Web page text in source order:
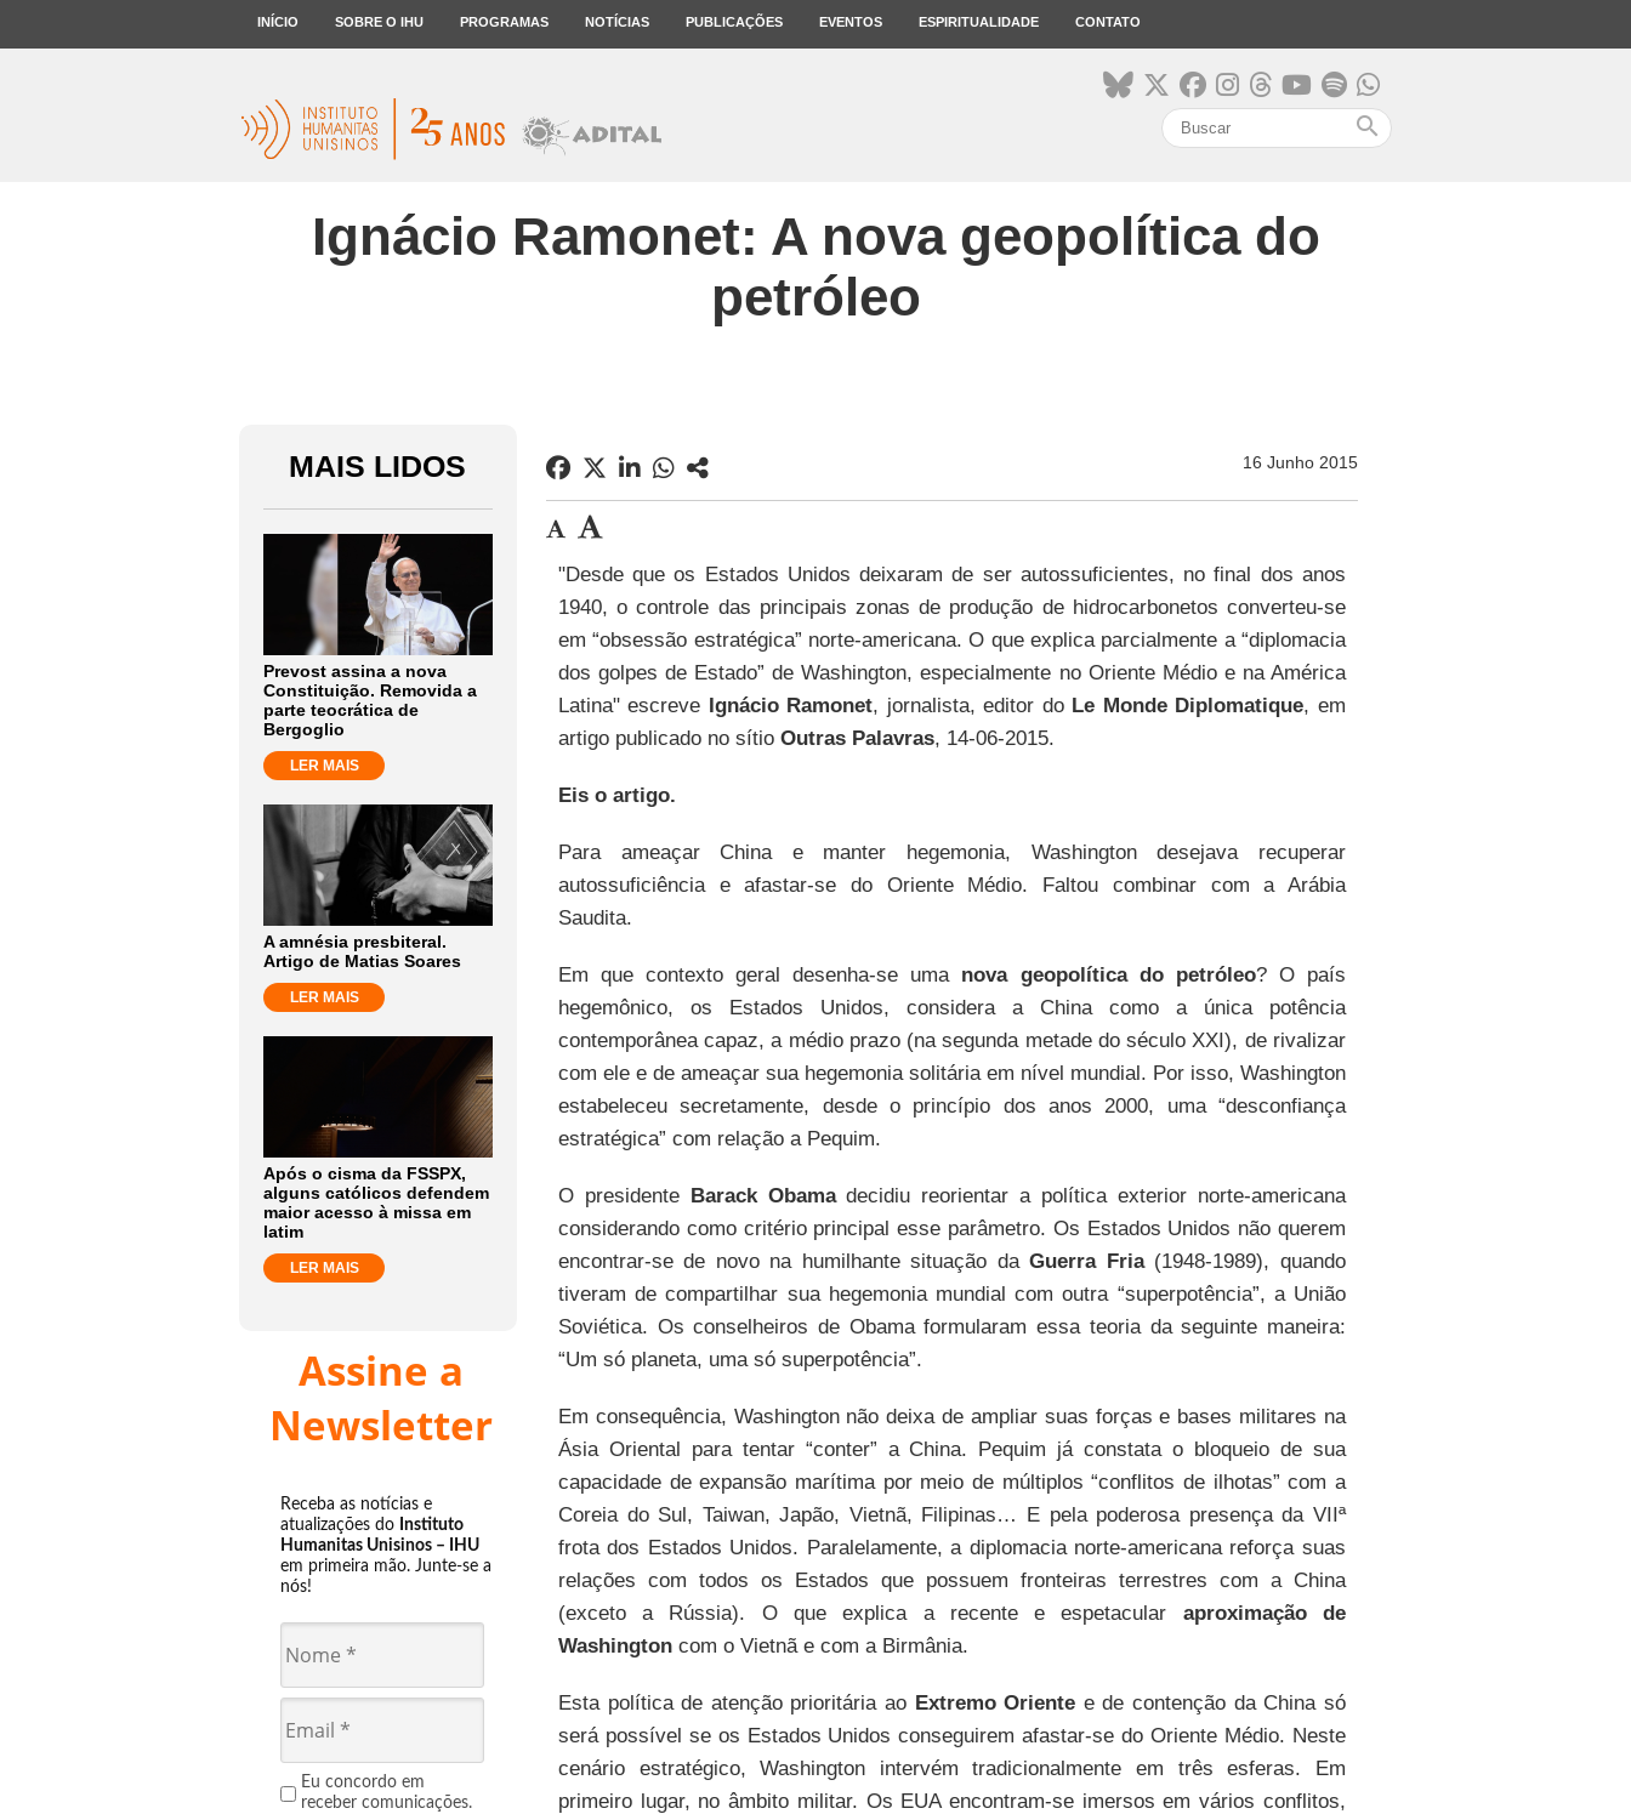
INÍCIO SOBRE O IHU PROGRAMAS NOTÍCIAS PUBLICAÇÕES EVENTOS ESPIRITUALIDADE CONTATO
search
Ignácio Ramonet: A nova geopolítica do
petróleo
MAIS LIDOS
Prevost assina a nova
Constituição. Removida a
parte teocrática de
Bergoglio
LER MAIS
A amnésia presbiteral.
Artigo de Matias Soares
LER MAIS
Após o cisma da FSSPX,
alguns católicos defendem
maior acesso à missa em
latim
LER MAIS
Assine a
Newsletter
Receba as notícias e
atualizações do Instituto
Humanitas Unisinos – IHU
em primeira mão. Junte-se a
nós!
Eu concordo em
receber comunicações.
16 Junho 2015
"Desde que os Estados Unidos deixaram de ser autossuficientes, no final dos anos
1940, o controle das principais zonas de produção de hidrocarbonetos converteu-se
em “obsessão estratégica” norte-americana. O que explica parcialmente a “diplomacia
dos golpes de Estado” de Washington, especialmente no Oriente Médio e na América
Latina" escreve Ignácio Ramonet, jornalista, editor do Le Monde Diplomatique, em
artigo publicado no sítio Outras Palavras, 14-06-2015.
Eis o artigo.
Para ameaçar China e manter hegemonia, Washington desejava recuperar
autossuficiência e afastar-se do Oriente Médio. Faltou combinar com a Arábia
Saudita.
Em que contexto geral desenha-se uma nova geopolítica do petróleo? O país
hegemônico, os Estados Unidos, considera a China como a única potência
contemporânea capaz, a médio prazo (na segunda metade do século XXI), de rivalizar
com ele e de ameaçar sua hegemonia solitária em nível mundial. Por isso, Washington
estabeleceu secretamente, desde o princípio dos anos 2000, uma “desconfiança
estratégica” com relação a Pequim.
O presidente Barack Obamadecidiu reorientar a política exterior norte-americana
considerando como critério principal esse parâmetro. Os Estados Unidos não querem
encontrar-se de novo na humilhante situação daGuerra Fria(1948-1989), quando
tiveram de compartilhar sua hegemonia mundial com outra “superpotência”, a União
Soviética. Os conselheiros de Obama formularam essa teoria da seguinte maneira:
“Um só planeta, uma só superpotência”.
Em consequência, Washington não deixa de ampliar suas forças e bases militares na
Ásia Oriental para tentar “conter” a China. Pequim já constata o bloqueio de sua
capacidade de expansão marítima por meio de múltiplos “conflitos de ilhotas” com a
Coreia do Sul, Taiwan, Japão, Vietnã, Filipinas… E pela poderosa presença da VIIª
frota dos Estados Unidos. Paralelamente, a diplomacia norte-americana reforça suas
relações com todos os Estados que possuem fronteiras terrestres com a China
(exceto a Rússia). O que explica a recente e espetacular aproximação de
Washingtoncom o Vietnã e com a Birmânia.
Esta política de atenção prioritária ao Extremo Oriente e de contenção da China só
será possível se os Estados Unidos conseguirem afastar-se do Oriente Médio. Neste
cenário estratégico, Washington intervém tradicionalmente em três esferas. Em
primeiro lugar, no âmbito militar. Os EUA encontram-se imersos em vários conflitos,